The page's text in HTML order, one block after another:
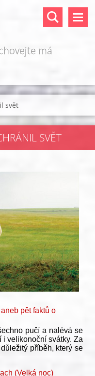
má
svět
SVĚT
pět faktů o
pučí a nalévá se
velikonoční svátky. Za
příběh, který se
(Velká noc)